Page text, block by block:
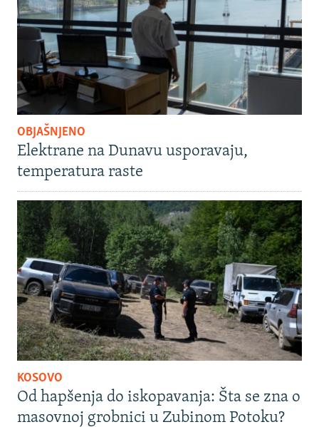
OBJAŠNJENO
Elektrane na Dunavu usporavaju,
temperatura raste
KOSOVO
Od hapšenja do iskopavanja: Šta se zna o
masovnoj grobnici u Zubinom Potoku?